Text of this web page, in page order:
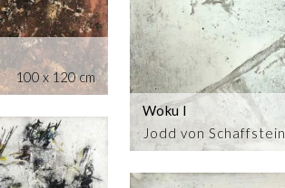
100 x 120 cm
Jodd von Schaffstein
Woku I